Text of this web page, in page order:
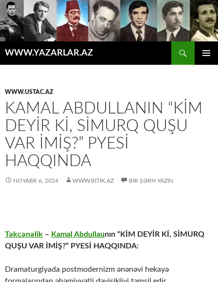
WWW.YAZARLAR.AZ
WWW.USTAC.AZ
KAMAL ABDULLANIN “KİM
DEYİR Kİ, SİMURQ QUŞU
VAR İMİŞ?” PYESİ
HAQQINDA
NOYABR 6, 2024 WWW.BITIK.AZ BIR ŞƏRH YAZIN
Təkcənəlik – Kamal Abdullaunın “KİM DEYİR Kİ, SİMURQ
QUŞU VAR İMİŞ?” PYESİ HAQQINDA:
Dramaturgiyada postmodernizm ənənəvi hekayə